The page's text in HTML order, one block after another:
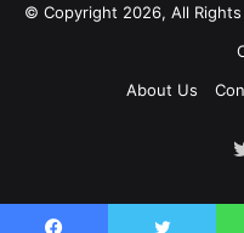
© Copyright 2026, All Rights
About Us